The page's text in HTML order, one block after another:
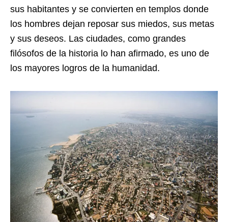
sus habitantes y se convierten en templos donde
los hombres dejan reposar sus miedos, sus metas
y sus deseos. Las ciudades, como grandes
filósofos de la historia lo han afirmado, es uno de
los mayores logros de la humanidad.